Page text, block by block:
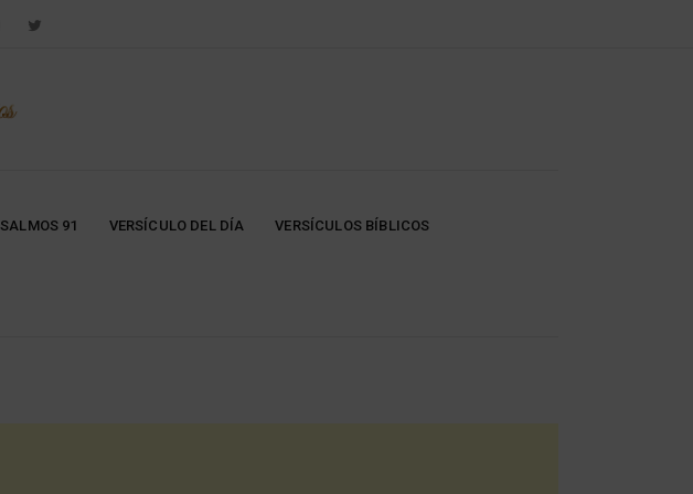
SALMOS 91 VERSÍCULO DEL DÍA VERSÍCULOS BÍBLICOS